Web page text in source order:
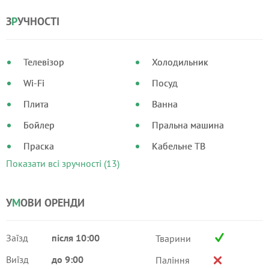
ЗРУЧНОСТІ
Телевізор
Wi-Fi
Плита
Бойлер
Праска
Холодильник
Посуд
Ванна
Пральна машина
Кабельне ТВ
Показати всі зручності (13)
УМОВИ ОРЕНДИ
Заїзд
після 10:00
Виїзд
до 9:00
Тварини
Паління